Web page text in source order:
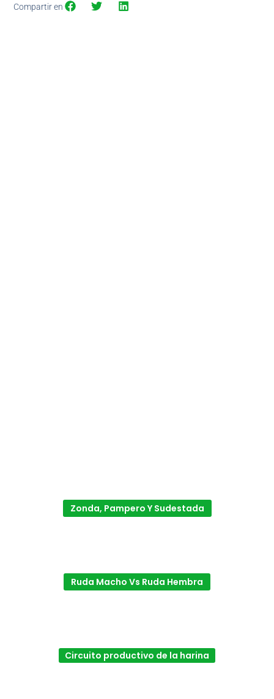
Compartir en
Zonda, Pampero Y Sudestada
Ruda Macho Vs Ruda Hembra
Circuito productivo de la harina